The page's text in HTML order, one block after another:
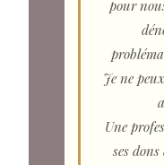
pour
Je ne
Une
ses